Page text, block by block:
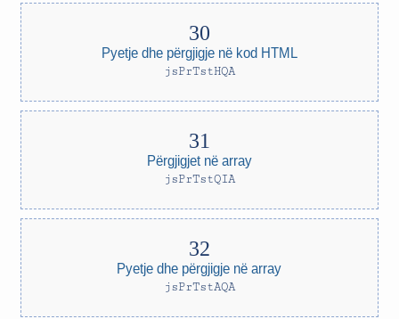
Pyetje dhe përgjigje në kod HTML
jsPrTstHQA
Përgjigjet në array
jsPrTstQIA
Pyetje dhe përgjigje në array
jsPrTstAQA